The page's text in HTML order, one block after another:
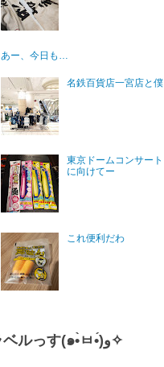
あー、今日も…
名鉄百貨店一宮店と僕
東京ドームコンサート
に向けてー
これ便利だわ
ラベルっす(๑•̀ㅂ•́)و✧